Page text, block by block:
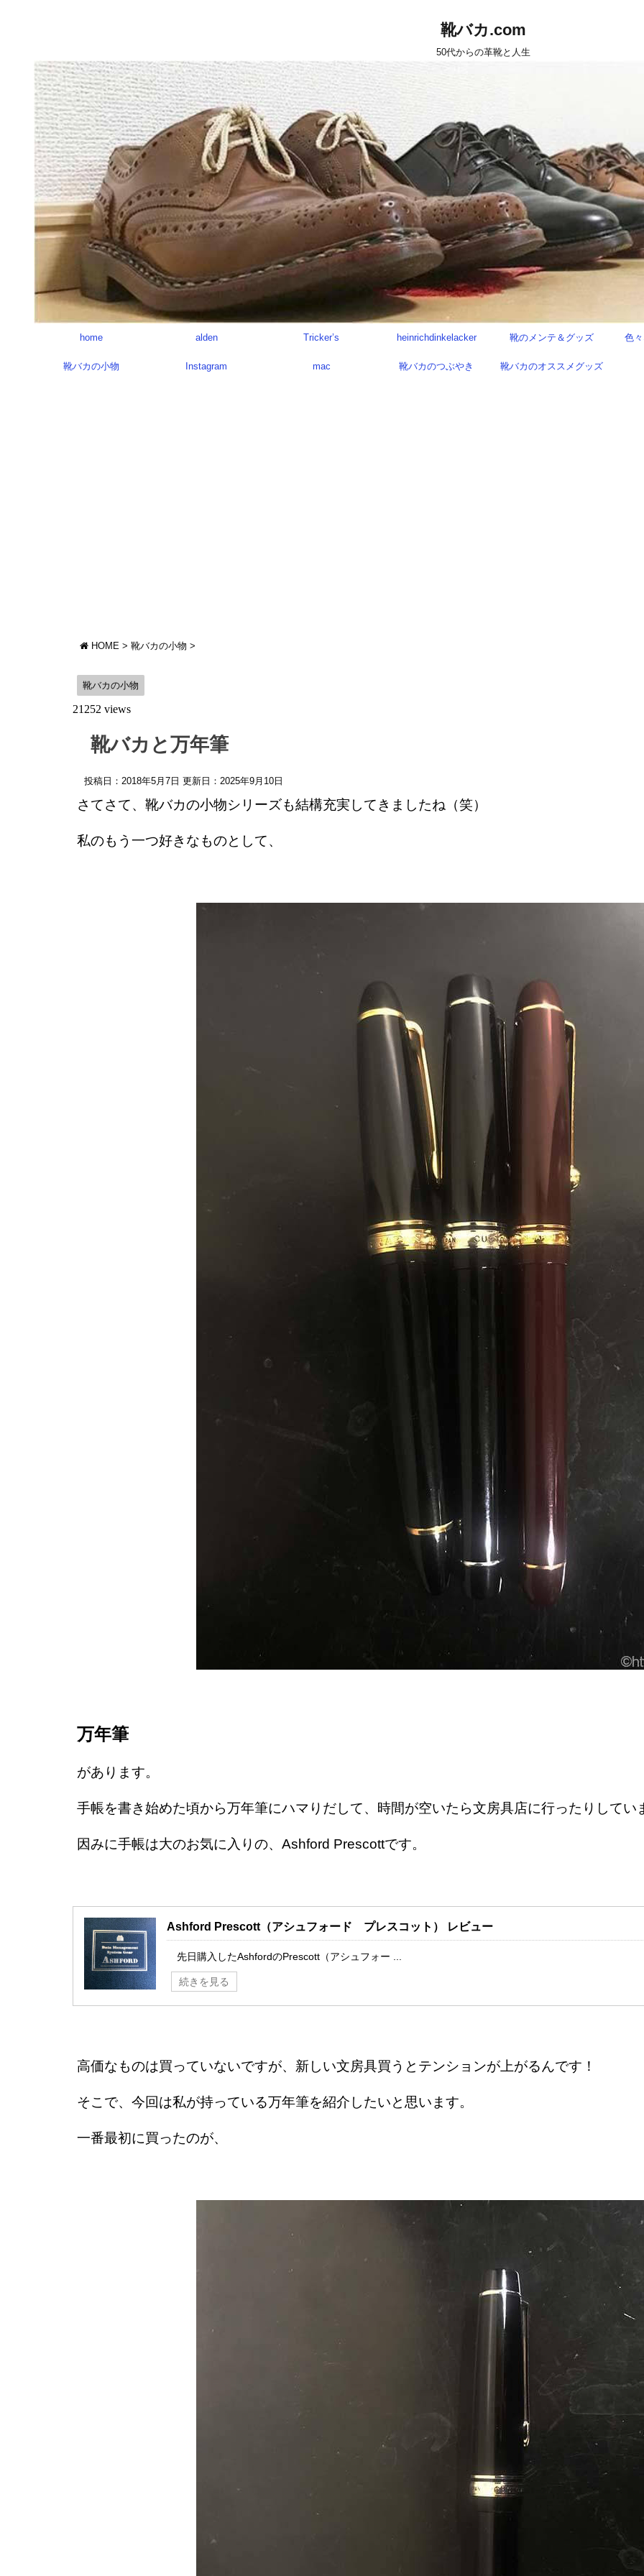
靴バカ.com
50代からの革靴と人生
home alden Tricker’s heinrichdinkelacker 靴のメンテ＆グッズ 色
靴バカの小物 Instagram mac 靴バカのつぶやき 靴バカのオススメグッズ
HOME > 靴バカの小物 >
靴バカの小物
21252 views
靴バカと万年筆
投稿日：2018年5月7日 更新日： 2025年9月10日
さてさて、靴バカの小物シリーズも結構充実してきましたね（笑）
私のもう一つ好きなものとして、
万年筆
があります。
手帳を書き始めた頃から万年筆にハマりだして、時間が空いたら文房具店に行ったりしてい
因みに手帳は大のお気に入りの、Ashford Prescottです。
Ashford Prescott（アシュフォード プレスコット） レビュー
先日購入したAshfordのPrescott（アシュフォー ...
続きを見る
高価なものは買っていないですが、新しい文房具買うとテンションが上がるんです！
そこで、今回は私が持っている万年筆を紹介したいと思います。
一番最初に買ったのが、